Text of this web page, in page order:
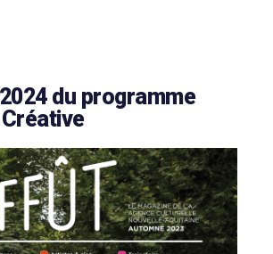
du programme